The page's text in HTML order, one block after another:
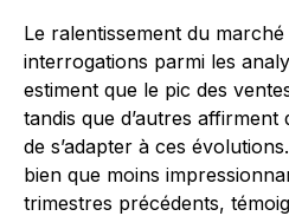
Le ralentissement du marché
interrogations parmi les
estiment que le pic des
tandis que d’autres affirment
de s’adapter à ces
bien que moins
trimestres précédents,